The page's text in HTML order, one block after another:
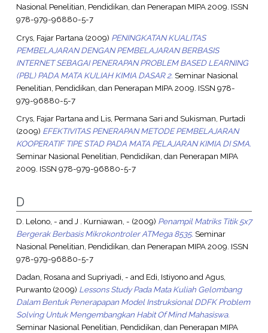
Nasional Penelitian, Pendidikan, dan Penerapan MIPA 2009. ISSN
978-979-96880-5-7
Crys, Fajar Partana (2009) PENINGKATAN KUALITAS
PEMBELAJARAN DENGAN PEMBELAJARAN BERBASIS
INTERNET SEBAGAI PENERAPAN PROBLEM BASED LEARNING
(PBL) PADA MATA KULIAH KIMIA DASAR 2. Seminar Nasional
Penelitian, Pendidikan, dan Penerapan MIPA 2009. ISSN 978-
979-96880-5-7
Crys, Fajar Partana and Lis, Permana Sari and Sukisman, Purtadi
(2009) EFEKTIVITAS PENERAPAN METODE PEMBELAJARAN
KOOPERATIF TIPE STAD PADA MATA PELAJARAN KIMIA DI SMA.
Seminar Nasional Penelitian, Pendidikan, dan Penerapan MIPA
2009. ISSN 978-979-96880-5-7
D
D. Lelono, - and J . Kurniawan, - (2009) Penampil Matriks Titik 5x7
Bergerak Berbasis Mikrokontroler ATMega 8535. Seminar
Nasional Penelitian, Pendidikan, dan Penerapan MIPA 2009. ISSN
978-979-96880-5-7
Dadan, RosanaandSupriyadi, - and Edi, IstiyonoandAgus,
Purwanto(2009) Lessons Study Pada Mata Kuliah Gelombang
Dalam Bentuk Penerapapan Model Instruksional DDFK Problem
Solving Untuk Mengembangkan Habit Of Mind Mahasiswa.
Seminar Nasional Penelitian, Pendidikan, dan Penerapan MIPA